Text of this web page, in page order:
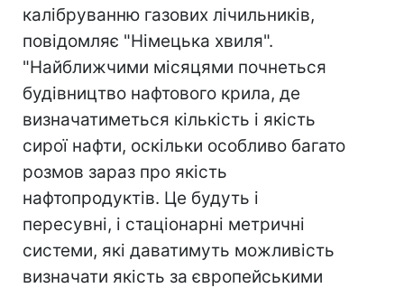
калібруванню газових лічильників,
повідомляє "Німецька хвиля".
"Найближчими місяцями почнеться
будівництво нафтового крила, де
визначатиметься кількість і якість
сирої нафти, оскільки особливо багато
розмов зараз про якість
нафтопродуктів. Це будуть і
пересувні, і стаціонарні метричні
системи, які даватимуть можливість
визначати якість за європейськими